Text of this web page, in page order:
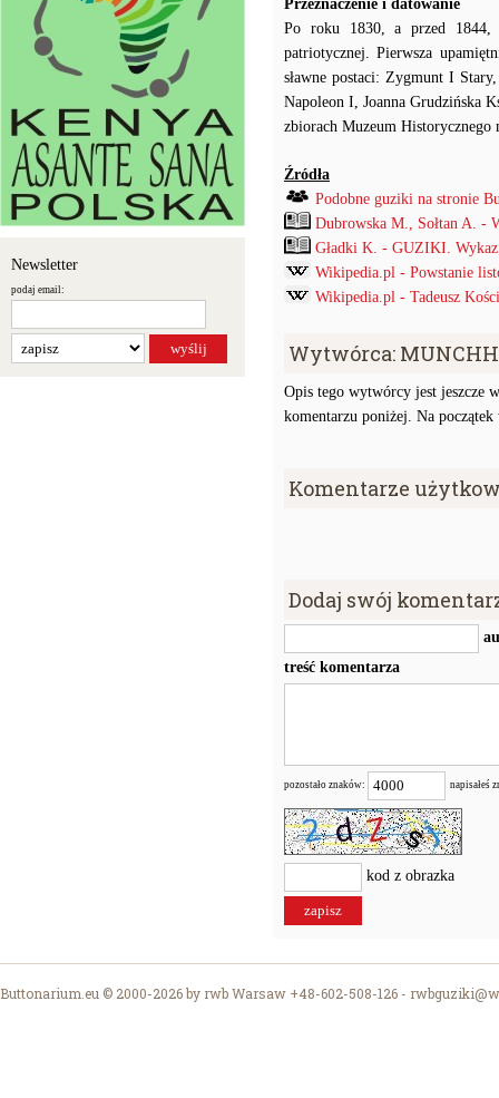
Newsletter
podaj email:
Przeznaczenie i datowanie
Po roku 1830, a przed 1844,
patriotycznej. Pierwsza
sławne postaci: Zygmunt I
Napoleon I, Joanna Grudzińska
zbiorach Muzeum Historycznego
Źródła
Podobne guziki na stronie
Dubrowska M., Sołtan A. -
Gładki K. - GUZIKI.
Wikipedia.pl - Powstanie
Wikipedia.pl - Tadeusz
Wytwórca:
Opis tego wytwórcy jest jeszcze
komentarzu poniżej. Na
Komentarze
Dodaj swój
treść komentarza
pozostało znaków: napisałeś
kod z obrazka
Buttonarium.eu © 2000-2026 by rwb Warsaw +48-602-508-126 -